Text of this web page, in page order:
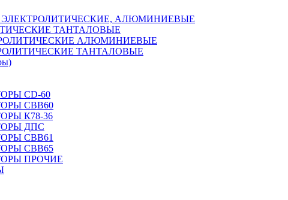
АЛЮМИНИЕВЫЕ
ТАНТАЛОВЫЕ
АЛЮМИНИЕВЫЕ
ТАНТАЛОВЫЕ
CD-60
CBB60
К78-36
ДПС
CBB61
CBB65
ПРОЧИЕ